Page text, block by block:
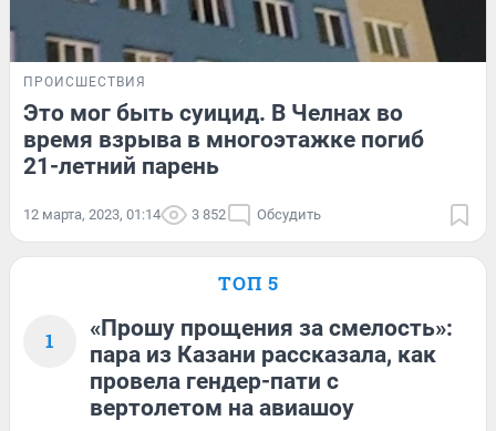
ПРОИСШЕСТВИЯ
Это мог быть суицид. В Челнах во
время взрыва в многоэтажке погиб
21-летний парень
12 марта, 2023, 01:14 3 852 Обсудить
ТОП 5
1
«Прошу прощения за смелость»:
пара из Казани рассказала, как
провела гендер-пати с
вертолетом на авиашоу